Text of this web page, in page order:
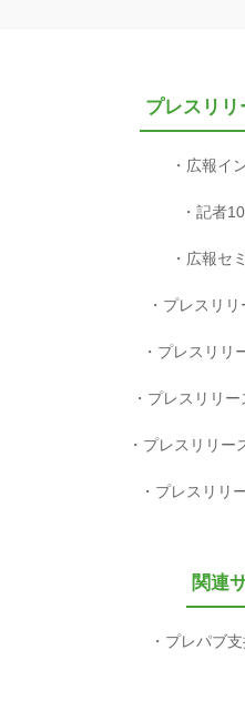
プレスリリ
広報イ
記者
広報セ
プレスリ
プレスリリ
プレスリリ
プレスリリー
プレスリリ
関連
プレパブ